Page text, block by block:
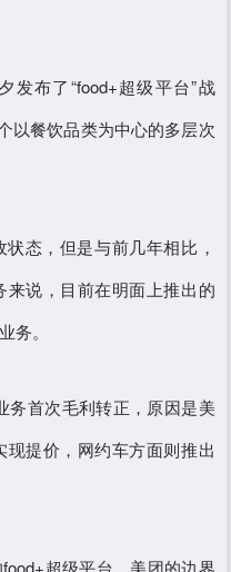
发布了“food+超级平台”战
以餐饮品类为中心的多层次
态，但是与前几年相比，
说，目前在明面上推出的
务。
务首次毛利转正，原因是美
提价，网约车方面则推出
超级平台，美团的边界